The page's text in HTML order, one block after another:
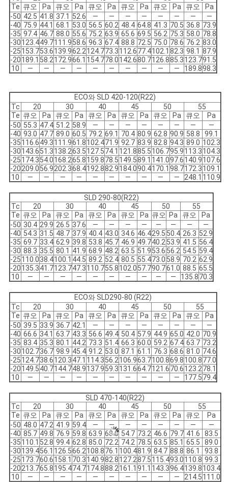
Te 큐오 Pa 큐오 Pa 큐오 Pa 큐오 Pa 큐오 Pa 큐오
Pa
-50 42.5 41.8 37.1 52.6 ― ― ― ― ― ― ―
―
-40 75.9 44.1 68.1 53.0 56.5 60.2 48.4 64.8 41.3 70.5 36.8 73.9
-35 97.4 46.7 88.0 55.6 75.2 63.9 65.6 69.5 56.2 75.3 58.0 78.8
-30123.449.7111.958.6 96.3 67.4 88.8 72.5 75.0 78.6 76.2 83.0
-25153.753.6139.962.2124.773.3112.677.4102.1 82.3 98.1 87.9
-20189.1 58.2172.966.1 154.778.0142.680.7126.885.3123.791.5
10
― ― ― ― ― ― ― ― ― ― 189.898.3
ECO와 SLD 420-120(R22)
Tc
20 30 40 45 50
55
Te 큐오 Pa 큐오 Pa 큐오 Pa 큐오 Pa 큐오 Pa 큐오
Pa
-50 55.3 47.4 51.2 58.9 ― ― ― ― ― ― ―
―
-40 93.0 47.7 89.0 60.5 79.2 69.1 70.4 80.9 62.8 90.9 58.8
99.1
-35116.649.3111.961.8102.471.9 92.7 83.9 82.8 94.3 89.0 102.3
-30143.651.3138.263.5127.574.1 121.885.5106.795.9113.3104.3
-25174.354.0168.265.8159.878.5149.589.1 141.097.6140.9107.6
-20209.056.9202.368.4192.882.9184.090.4170.1 98.7172.3109.1
10
― ― ― ― ― ― ― ― ― ― 248.1 110.9
SLD 290-80(R22)
Tc
20 30 40 45 50
55
Te 큐오 Pa 큐오 Pa 큐오 Pa 큐오 Pa 큐오 Pa 큐오
Pa
-50 30.4 29.9 26.5 37.6 ― ― ― ― ― ― ―
―
-40 54.3 31.5 48.7 37.9 40.4 43.0 34.6 46.429.5 50.4 26.3 52.9
-35 69.7 33.4 62.9 39.8 53.8 45.7 46.9 49.740.253.9 41.5 56.4
-30 88.3 35.5 80.1 41.9 68.9 48.2 63.5 51.953.6 56.2 54.5 59.4
-25110.038.4100.1 44.5 89.2 52.4 80.5 55.473.0 58.9 70.2 62.9
-20135.341.7123.747.3110.755.8102.057.790.761.0 88.5 65.5
10
― ― ― ― ― ― ― ― ― ― 135.870.3
ECO와 SLD290-80 (R22)
Tc
20 30 40 45 50
55
Te 큐오 Pa 큐오 Pa 큐오 Pa 큐오 Pa 큐오 Pa 큐오
Pa
-50 39.5 33.9 36.7 42.1 ― ― ― ― ― ― ―
―
-40 66.6 34.1 63.7 43.3 56.6 49.4 50.4 57.9 44.9 65.0 42.0 70.9
-35 83.4 35.3 80.1 44.2 73.3 51.4 66.3 60.0 59.2 67.4 63.7 73.2
-30102.736.7 98.9 45.4 91.2 53.0 87.1 61.1 76.3 68.6 81.0 74.6
-25124.738.6120.347.1 114.356.2106.963.7100.869.8100.877.0
-20149.540.7144.748.9137.959.3131.664.7121.670.6123.278.1
10
― ― ― ― ― ― ― ― ― ― 177.579.4
SLD 470-140(R22)
Tc
20 30 40 45 50
55
Te 큐오 Pa 큐오 Pa 큐오 Pa 큐오 Pa 큐오 Pa 큐오
Pa
-50 48.0 47.2 41.9 59.4 ― ― ― ― ― ― ―
―
-40 85.7 49.8 76.9 59.8 63.9 68.0 54.7 73.2 46.6 79.7 41.6
83.5
-35110.1 52.8 99.4 62.8 85.0 72.2 74.2 78.5 63.5 85.1 65.5
89.0
-30139.456.1 126.566.2108.876.1 100.481.9 84.7 88.8 86.1
93.8
-25173.760.6158.1 70.3140.982.8127.287.5115.493.0110.8 99.3
-20213.765.8195.474.7174.888.2161.1 91.1 143.396.4139.8103.4
10
― ― ― ― ― ― ― ― ― ― 214.5111.0